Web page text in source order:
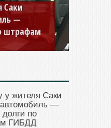
Саки
—
штрафам
у жителя Саки
—
долги по
ГИБДД